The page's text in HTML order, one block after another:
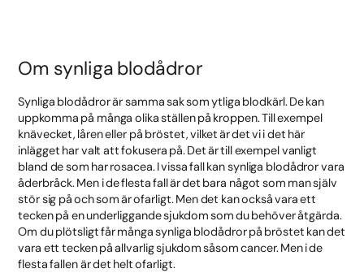
Om synliga blodådror
Synliga blodådror är samma sak som ytliga blodkärl. De kan
uppkomma på många olika ställen på kroppen. Till exempel
knävecket, låren eller på bröstet, vilket är det vi i det här
inlägget har valt att fokusera på. Det är till exempel vanligt
bland de som har rosacea. I vissa fall kan synliga blodådror vara
åderbråck. Men i de flesta fall är det bara något som man själv
stör sig på och som är ofarligt. Men det kan också vara ett
tecken på en underliggande sjukdom som du behöver åtgärda.
Om du plötsligt får många synliga blodådror på bröstet kan det
vara ett tecken på allvarlig sjukdom såsom cancer. Men i de
flesta fallen är det helt ofarligt.